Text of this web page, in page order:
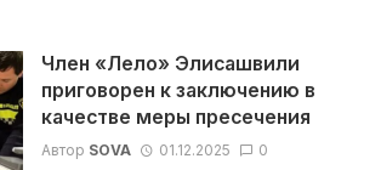
Член «Лело» Элисашвили
приговорен к заключению в
качестве меры пресечения
Автор SOVA 01.12.2025 0